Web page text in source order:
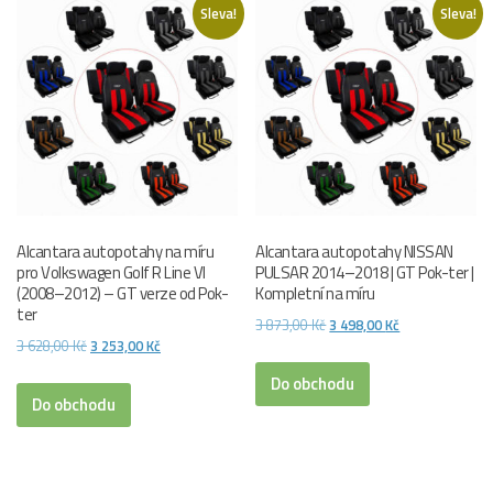
Sleva!
Alcantara autopotahy na míru
pro Volkswagen Golf R Line VI
(2008–2012) – GT verze od Pok-
ter
3 628,00KčPůvodní
byla:
3
3 253,00KčAktuální
Do obchodu
Sleva!
Alcantara autopotahy NISSAN
PULSAR 2014–2018 | GT Pok-ter |
Kompletní na míru
3 873,00KčPůvodní
byla:
3
3 498,00KčAktuální
Do obchodu